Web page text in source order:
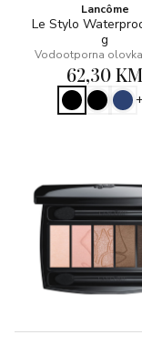
Lancôme
Le Stylo
g
Vodootporna
62,30 KM